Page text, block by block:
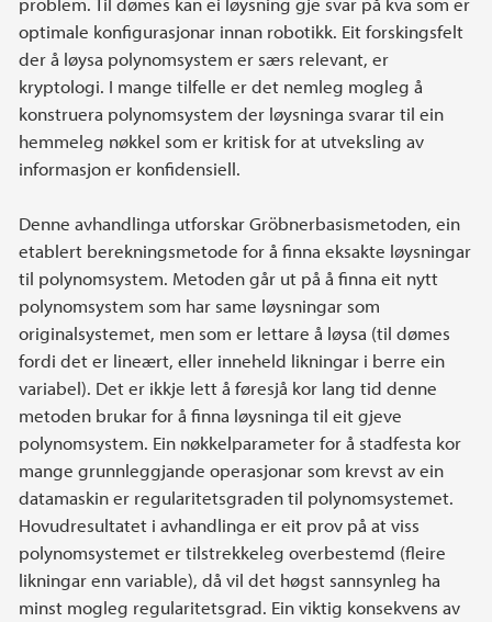
optimale konfigurasjonar innan robotikk. Eit forskingsfelt
der å løysa polynomsystem er særs relevant, er
kryptologi. I mange tilfelle er det nemleg mogleg å
konstruera polynomsystem der løysninga svarar til ein
hemmeleg nøkkel som er kritisk for at utveksling av
informasjon er konfidensiell.
Denne avhandlinga utforskar Gröbnerbasismetoden, ein
etablert berekningsmetode for å finna eksakte løysningar
til polynomsystem. Metoden går ut på å finna eit nytt
polynomsystem som har same løysningar som
originalsystemet, men som er lettare å løysa (til dømes
fordi det er lineært, eller inneheld likningar i berre ein
variabel). Det er ikkje lett å føresjå kor lang tid denne
metoden brukar for å finna løysninga til eit gjeve
polynomsystem. Ein nøkkelparameter for å stadfesta kor
mange grunnleggjande operasjonar som krevst av ein
datamaskin er regularitetsgraden til polynomsystemet.
Hovudresultatet i avhandlinga er eit prov på at viss
polynomsystemet er tilstrekkeleg overbestemd (fleire
likningar enn variable), då vil det høgst sannsynleg ha
minst mogleg regularitetsgrad. Ein viktig konsekvens av